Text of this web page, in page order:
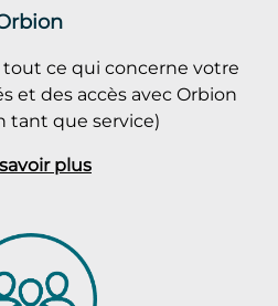
ce qui concerne votre
et des accès avec Orbion
tant que service)
plus